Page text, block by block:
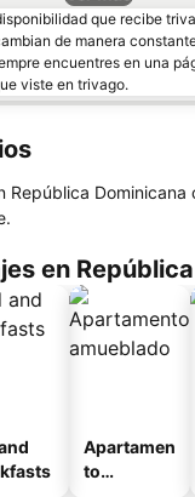
que recibe
de manera
encuentres en una
viste en trivago.
República Dominicana
en
Apartamen
to